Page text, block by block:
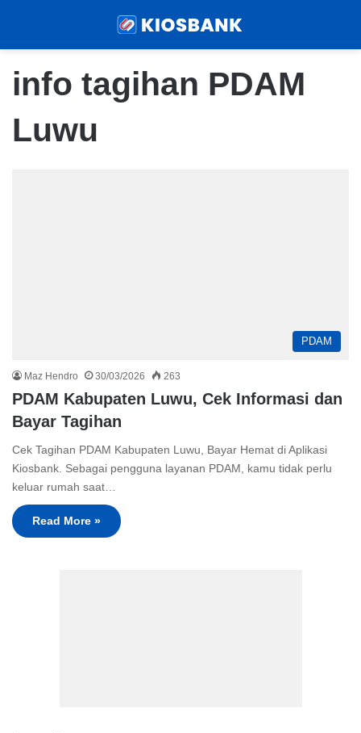
info tagihan PDAM
Luwu
PDAM
Maz Hendro 30/03/2026 263
PDAM Kabupaten Luwu, Cek Informasi dan
Bayar Tagihan
Cek Tagihan PDAM Kabupaten Luwu, Bayar Hemat di Aplikasi
Kiosbank. Sebagai pengguna layanan PDAM, kamu tidak perlu
keluar rumah saat…
Read More »